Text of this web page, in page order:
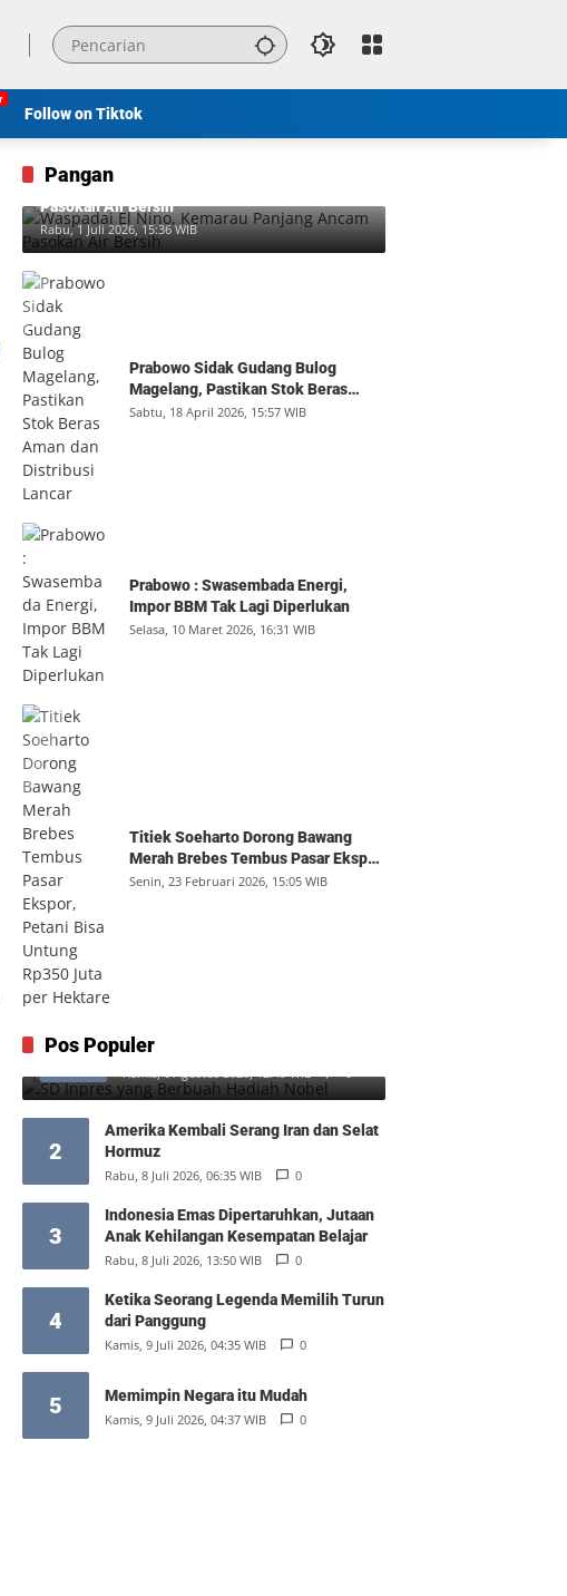
Follow on Tiktok
Pangan
Waspadai El Nino, Kemarau Panjang Ancam
Pasokan Air Bersih
Rabu, 1 Juli 2026, 15:36 WIB
Prabowo Sidak Gudang Bulog
Magelang, Pastikan Stok Beras
Aman dan Distribusi Lancar
Sabtu, 18 April 2026, 15:57 WIB
Prabowo : Swasembada Energi,
Impor BBM Tak Lagi Diperlukan
Selasa, 10 Maret 2026, 16:31 WIB
Titiek Soeharto Dorong Bawang
Merah Brebes Tembus Pasar Ekspor,
Petani Bisa Untung Rp350 Juta per
Senin, 23 Februari 2026, 15:05 WIB
Pos Populer
1
Nobel
Kamis, 6 Agustus 2026, 12:49 WIB 0
2
Amerika Kembali Serang Iran dan Selat
Hormuz
Rabu, 8 Juli 2026, 06:35 WIB 0
3
Indonesia Emas Dipertaruhkan, Jutaan
Anak Kehilangan Kesempatan Belajar
Rabu, 8 Juli 2026, 13:50 WIB 0
4
Ketika Seorang Legenda Memilih Turun
dari Panggung
Kamis, 9 Juli 2026, 04:35 WIB 0
5 Memimpin Negara itu Mudah
Kamis, 9 Juli 2026, 04:37 WIB 0